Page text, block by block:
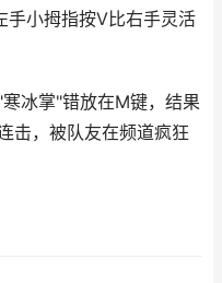
手小拇指按V比右手灵活
冰掌"错放在M键，结果
击，被队友在频道疯狂